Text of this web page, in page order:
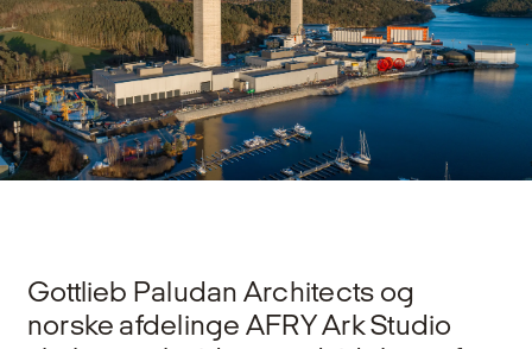
Gottlieb Paludan Architects og
norske afdelinge AFRY Ark Studio